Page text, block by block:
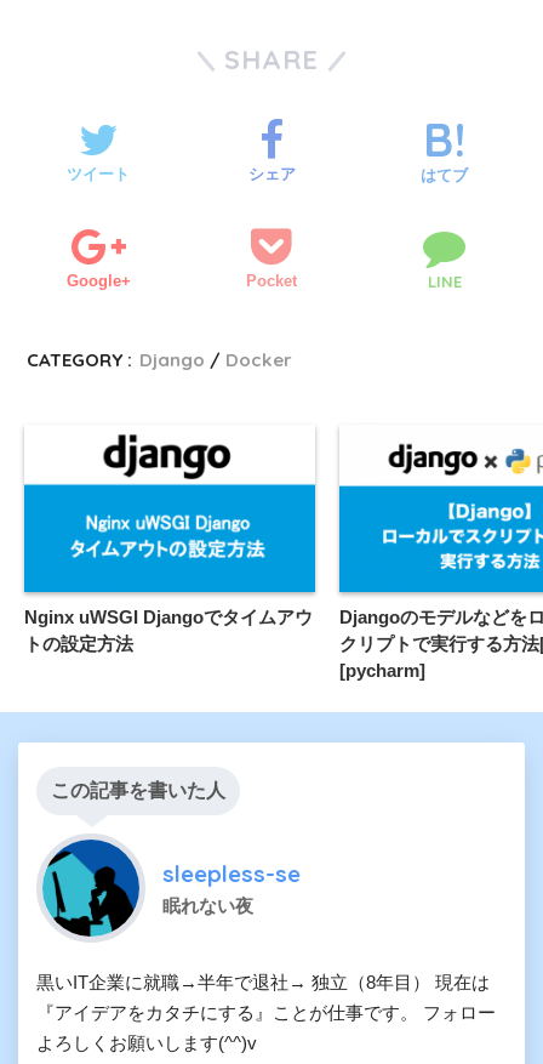
SHARE
ツイート シェア はてブ
Google+ Pocket LINE
CATEGORY : Django Docker
Nginx uWSGI Djangoでタイムアウ
トの設定方法
Djangoのモデルなどを
クリプトで実行する方
[pycharm]
この記事を書いた人
sleepless-se
眠れない夜
黒いIT企業に就職→半年で退社→ 独立（8年目） 現在は
『アイデアをカタチにする』ことが仕事です。 フォロー
よろしくお願いします(^^)v